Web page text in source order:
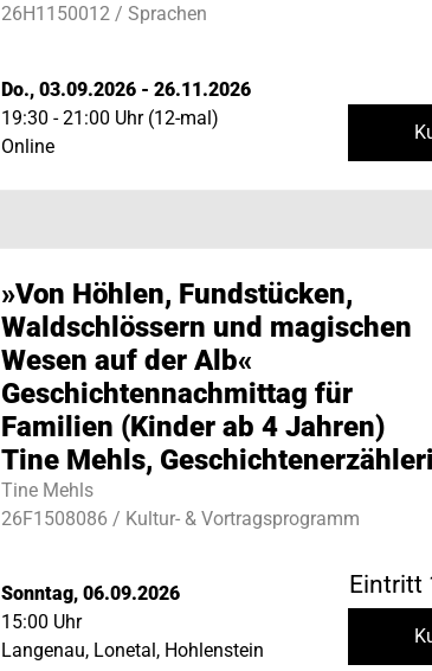
26H1150012 / Sprachen
Do., 03.09.2026 - 26.11.2026
19:30 - 21:00 Uhr (12-mal)
Online
»Von Höhlen, Fundstücken,
Waldschlössern und magischen
Wesen auf der Alb«
Geschichtennachmittag für
Familien (Kinder ab 4 Jahren)
Tine Mehls,
Tine Mehls
26F1508086 / Kultur- & Vortragsprogramm
Sonntag, 06.09.2026
15:00 Uhr
Langenau, Lonetal, Hohlenstein
Eintritt